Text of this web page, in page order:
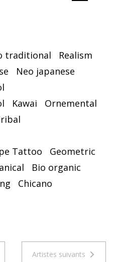
traditional
Realism
Neo japanese
Kawai
Ornemental
Tattoo
Geometric
Bio organic
Chicano
Artistes suivants